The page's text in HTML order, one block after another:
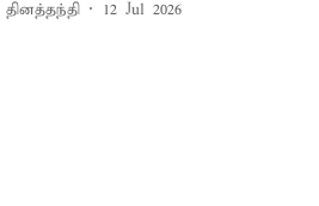
தினத்தந்தி 12 Jul 2026